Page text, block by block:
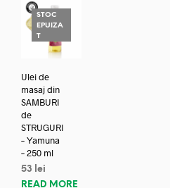
STOC
EPUIZA
T
Ulei de
masaj din
SAMBURI
de
STRUGURI
– Yamuna
– 250 ml
53
lei
READ MORE